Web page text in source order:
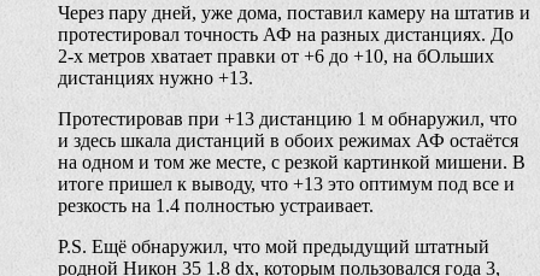
Через пару дней, уже дома, поставил камеру на штатив и
протестировал точность АФ на разных дистанциях. До
2-х метров хватает правки от +6 до +10, на бОльших
дистанциях нужно +13.
Протестировав при +13 дистанцию 1 м обнаружил, что
и здесь шкала дистанций в обоих режимах АФ остаётся
на одном и том же месте, с резкой картинкой мишени. В
итоге пришел к выводу, что +13 это оптимум под все и
резкость на 1.4 полностью устраивает.
P.S. Ещё обнаружил, что мой предыдущий штатный
родной Никон 35 1.8 dx, которым пользовался года 3,